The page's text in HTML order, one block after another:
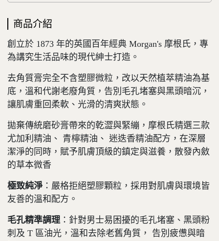
商品介紹
創立於 1873 年的英國百年經典 Morgan's 摩根氏，專
為講究生活品味的現代紳士打造。
去角質膏完全不含塑膠微粒，改以天然植萃精油為基
底，溫和代謝老廢角質，告別毛孔堵塞與黑頭暗沉，
讓肌膚重回柔軟、光滑的清爽狀態。
拋棄傳統磨砂膏帶來的乾澀與緊繃，摩根氏精選三款
尤加利精油、 青檸精油、 迷迭香精油配方，在深層
潔淨的同時，賦予肌膚頂級的鎮定與滋養，散發內斂
的草本微香
極致純淨 ：嚴格拒絕塑膠顆粒，採用對肌膚與環境皆
友善的溫和配方。
毛孔精準調理：針對男士易困擾的毛孔堵塞、黑頭粉
刺及 T 區油光，溫和去除老舊角質， 告別疲憊與暗